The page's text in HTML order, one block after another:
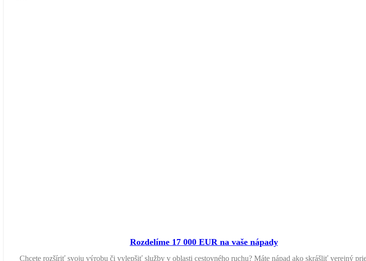
Rozdelíme 17 000 EUR na vaše nápady
Chcete rozšíriť svoju výrobu či vylepšiť služby v oblasti cestovného ruchu? Máte nápad ako skrášliť verejný